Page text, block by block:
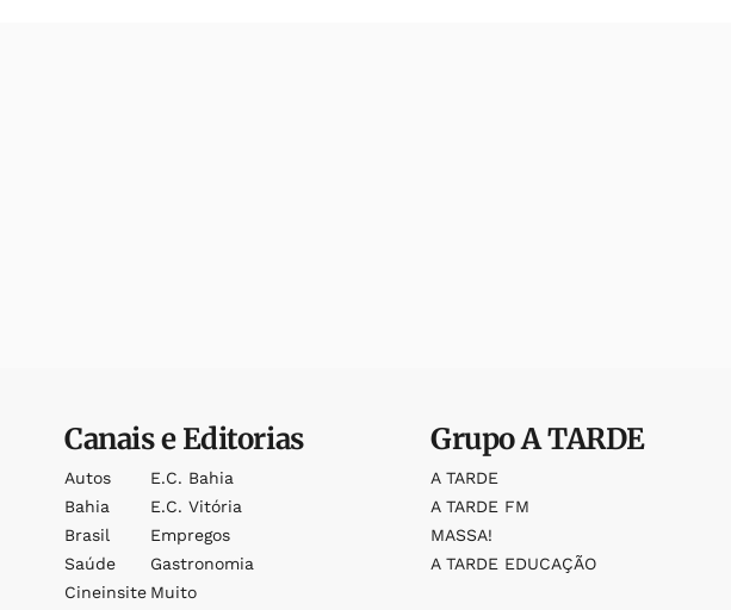
Canais e Editorias
Autos
Bahia
Brasil
Saúde
Cineinsite
E.c. Bahia
E.c. Vitória
Empregos
Gastronomia
Muito
GrupoA TARDE
A TARDE
A TARDE FM
MASSA!
A TARDE EDUCAÇÃO